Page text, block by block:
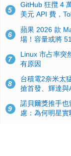
5
GitHub 狂攬 4
美元 API 費，
6
蘋果 2026 款
場！容量或將
7
Linux 市占率突
有原因
8
台積電2奈米太
搶首發、輝達
9
諾貝爾獎推手
慮：為何明星